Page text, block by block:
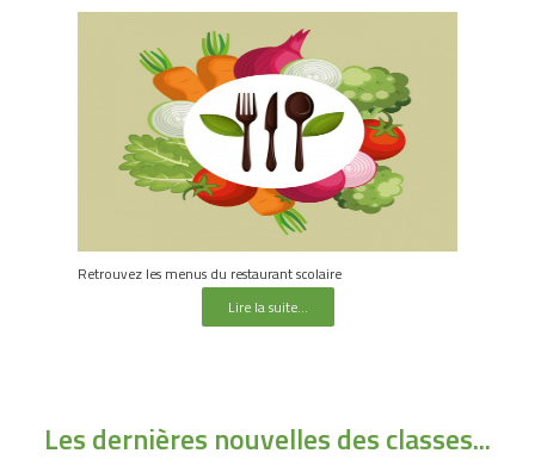
Retrouvez les menus du restaurant scolaire
Lire la suite...
Les dernières nouvelles des classes...